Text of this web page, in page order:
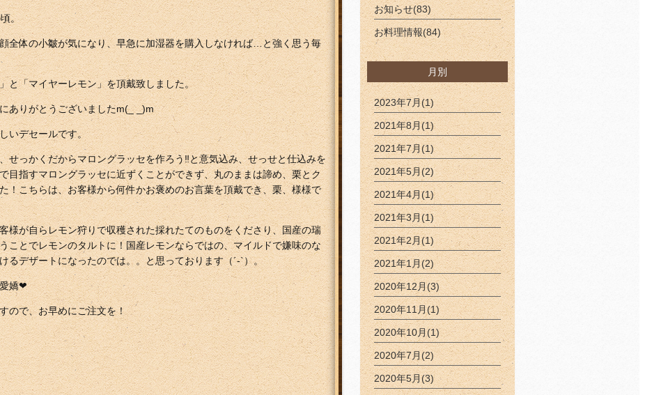
。
全体の小皺が気になり、早急に加湿器を購入しなければ…と強く思う毎
と「マイヤーレモン」を頂戴致しました。
ありがとうございましたm(_ _)m
いデセールです。
せっかくだからマロングラッセを作ろう‼︎と意気込み、せっせと仕込みを
目指すマロングラッセに近ずくことができず、丸のままは諦め、栗とク
！こちらは、お客様から何件かお褒めのお言葉を頂戴でき、栗、様様で
様が自らレモン狩りで収穫された採れたてのものをくださり、国産の瑞
ことでレモンのタルトに！国産レモンならではの、マイルドで嫌味のな
るデザートになったのでは。。と思っております（´-`）。
嬌❤︎
ので、お早めにご注文を！
お知らせ(83)
お料理情報(84)
月別
2023年7月(1)
2021年8月(1)
2021年7月(1)
2021年5月(2)
2021年4月(1)
2021年3月(1)
2021年2月(1)
2021年1月(2)
2020年12月(3)
2020年11月(1)
2020年10月(1)
2020年7月(2)
2020年5月(3)